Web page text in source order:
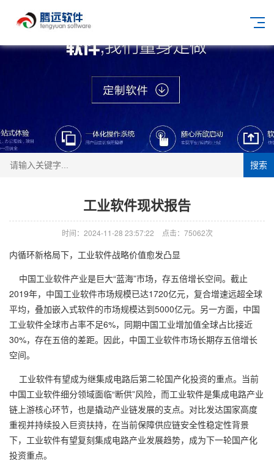
搜索
工业软件现状报告
时间：2024-11-28 23:57:22 点击：75062次
内循环新格局下，工业软件战略价值愈发凸显
中国工业软件产业是巨大“蓝海”市场，存五倍增长空间。截止
2019年，中国工业软件市场规模已达1720亿元，复合增速远超全球
平均，叠加嵌入式软件的市场规模达到5000亿元。另一方面，中国
工业软件全球市占率不足6%，同期中国工业增加值全球占比接近
30%，存在五倍的差距。因此，中国工业软件市场长期存五倍增长
空间。
工业软件有望成为继集成电路后第二轮国产化投资的重点。当前
中国工业软件细分领域面临“断供”风险，而工业软件是集成电路产业
链上游核心环节，也是撬动产业链发展的支点。对比发达国家高度
重视并持续投入巨资扶持，在当前保障供应链安全性稳定性背景
下，工业软件有望复刻集成电路产业发展趋势，成为下一轮国产化
投资重点。